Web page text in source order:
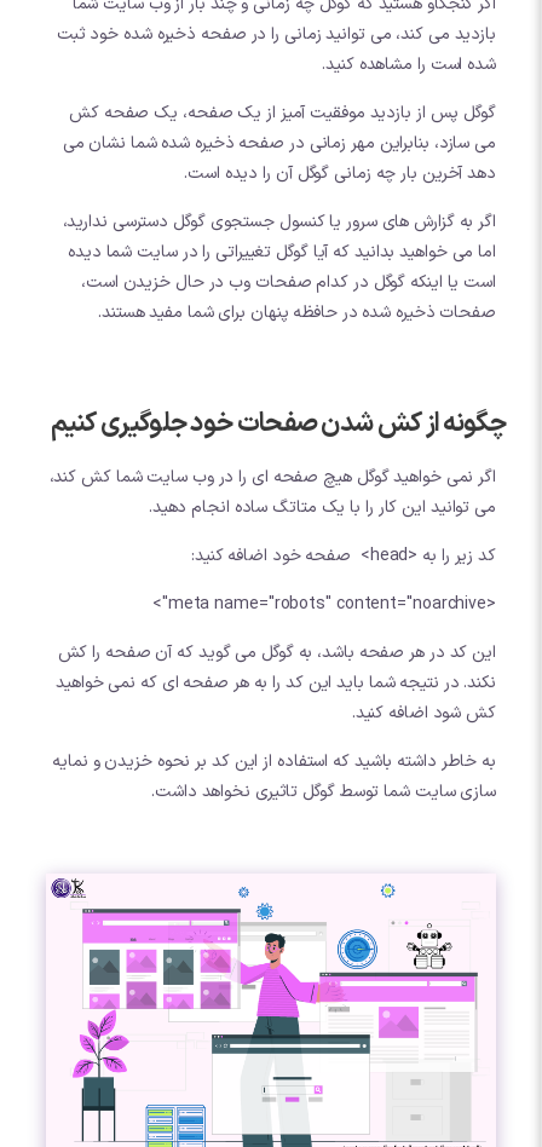
بازدید می کند، می توانید زمانی را در صفحه ذخیره شده خود ثبت
شده است را مشاهده کنید.
گوگل پس از بازدید موفقیت آمیز از یک صفحه، یک صفحه کش
می سازد، بنابراین مهر زمانی در صفحه ذخیره شده شما نشان می
دهد آخرین بار چه زمانی گوگل آن را دیده است.
اگر به گزارش های سرور یا کنسول جستجوی گوگل دسترسی ندارید،
اما می خواهید بدانید که آیا گوگل تغییراتی را در سایت شما دیده
است یا اینکه گوگل در کدام صفحات وب در حال خزیدن است،
صفحات ذخیره شده در حافظه پنهان برای شما مفید هستند.
چگونه از کش شدن صفحات خود جلوگیری کنیم
اگر نمی خواهید گوگل هیچ صفحه ای را در وب سایت شما کش کند،
می توانید این کار را با یک متاتگ ساده انجام دهید.
کد زیر را به <head> صفحه خود اضافه کنید:
<meta name="robots" content="noarchive">
این کد در هر صفحه باشد، به گوگل می گوید که آن صفحه را کش
نکند. در نتیجه شما باید این کد را به هر صفحه ای که نمی خواهید
کش شود اضافه کنید.
به خاطر داشته باشید که استفاده از این کد بر نحوه خزیدن و نمایه
سازی سایت شما توسط گوگل تاثیری نخواهد داشت.